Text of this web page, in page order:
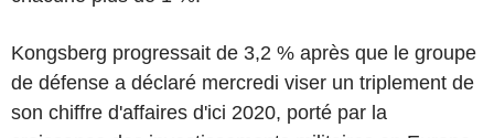
Kongsberg progressait de 3,2 % après que le groupe
de défense a déclaré mercredi viser un triplement de
son chiffre d'affaires d'ici 2020, porté par la